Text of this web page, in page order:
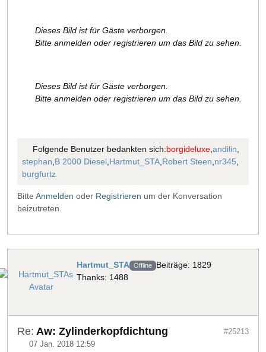
Dieses Bild ist für Gäste verborgen.
Bitte anmelden oder registrieren um das Bild zu sehen.
Dieses Bild ist für Gäste verborgen.
Bitte anmelden oder registrieren um das Bild zu sehen.
Folgende Benutzer bedankten sich:borgideluxe,andilin,
stephan,B 2000 Diesel,Hartmut_STA,Robert Steen,nr345,
burgfurtz
Bitte Anmelden oder Registrieren um der Konversation
beizutreten.
Hartmut_STA Offline Beiträge: 1829
Thanks: 1488
Re: Aw: Zylinderkopfdichtung
07 Jan. 2018 12:59
#25213